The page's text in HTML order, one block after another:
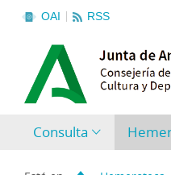
OAI RSS
Consulta